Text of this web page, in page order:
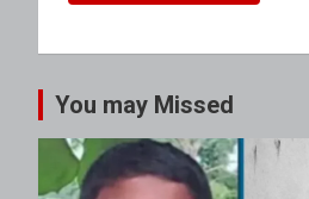
You may Missed